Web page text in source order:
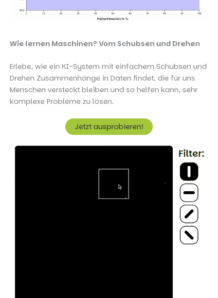
Wie lernen Maschinen? Vom Schubsen und Drehen
Erlebe, wie ein KI-System mit einfachem Schubsen und
Drehen Zusammenhänge in Daten findet, die für uns
Menschen versteckt bleiben und so helfen kann, sehr
komplexe Probleme zu lösen.
Jetzt ausprobieren!